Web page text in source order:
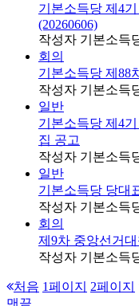
기본소득당 제4
(20260606)
작성자 기본소득
회의
기본소득당 제88
작성자 기본소득
일반
기본소득당 제4
집 공고
작성자 기본소득
일반
기본소득당 당대
작성자 기본소득
회의
제9차 중앙선거
작성자 기본소득
처음 1페이지 2페이지
맨끝